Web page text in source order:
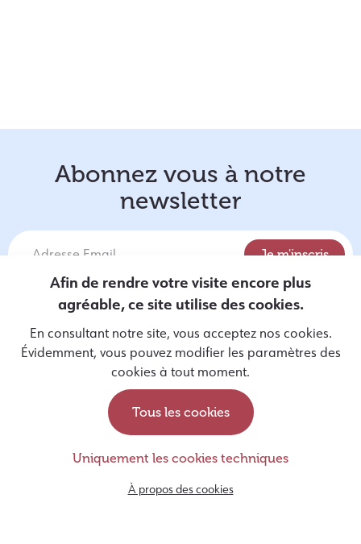
Abonnez vous à notre
newsletter
J'autorise Entrevues à utiliser mes données personnelles
pour m'envoyer des informations par email, conformément à
sa politique de protection des données disponible ici.
Devenir famille d’accueil
Soutenir les chiens guides
Afin de rendre votre visite encore plus
agréable, ce site utilise des cookies.
En consultant notre site, vous acceptez nos cookies.
Évidemment, vous pouvez modifier les paramètres des
cookies à tout moment.
Tous les cookies
Uniquement les cookies techniques
À propos des cookies